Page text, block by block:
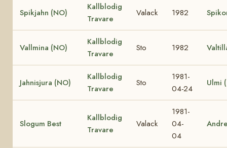
Spikjahn (NO)
Kallblodig
Travare
Valack 1982
Vallmina (NO)
Kallblodig
Travare
Sto 1982
Jahnisjura (NO)
Kallblodig
Travare
Sto
1981-
04-24
Ulmi
Slogum Best
Kallblodig
Travare
Valack
1981-
04-
04